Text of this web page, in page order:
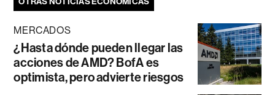
MERCADOS
¿Hasta dónde pueden llegar las
acciones de AMD? BofA es
optimista, pero advierte riesgos